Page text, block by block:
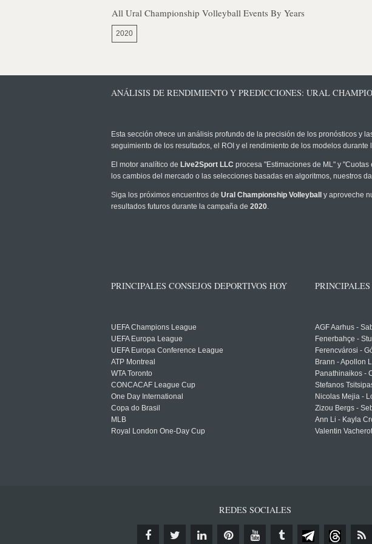
All Ural Championship Volleyball Events By Years
2020
ANÁLISIS DE RENDIMIENTO Y PREDICCIONES: URAL
Esta sección ofrece un análisis profundo de la precisión de los pronósticos y
seguimiento de los resultados, el ROI y el rendimiento de los modelos durante
El motor analítico de Live2Sport LLC procesa "Estimaciones de ML" y
los cambios del mercado o las selecciones basadas en algoritmos, nuestros
Siga los próximos encuentros de Ural Championship Volleyball
y aproveche
resultados futuros durante la campaña de 2020.
PRINCIPALES CONSEJOS DEPORTIVOS HOY
UEFA Champions League
UEFA Europa League
UEFA Europa Conference League
ATP Montreal
WTA Toronto
CONCACAF League Cup
One Day International
Copa do Brasil
MLB
Royal London One-Day Cup
AGF Aarhus -
Fenerbahçe -
Ferencvárosi -
Brann - Apollon
Panathinaikos -
Stefanos
Nicolas Mejia -
Zizou Bergs -
Ann Li - Kayla
Valentin
REDES SOCIALES